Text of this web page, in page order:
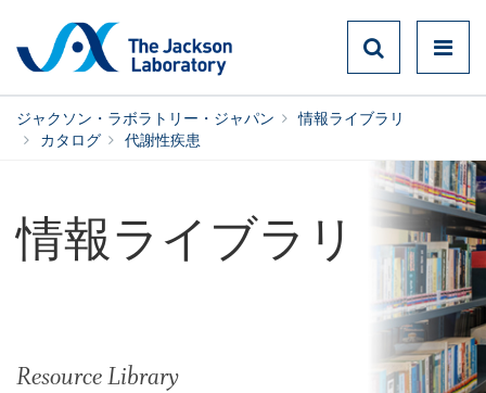
ジャクソン・ラボラトリー・ジャパン
情報ライブラリ
カタログ
代謝性疾患
情報ライブラリ
Resource Library